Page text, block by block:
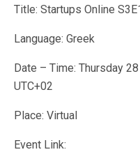
Title: Startups Online
Language: Greek
Date – Time: Thursday
UTC+02
Place: Virtual
Event Link: